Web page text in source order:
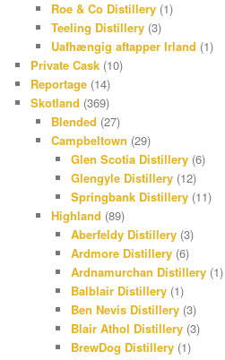
Roe & Co Distillery(1)
Teeling Distillery(3)
Uafhængig aftapper Irland (1)
Private Cask (10)
Reportage (14)
Skotland (369)
Blended (27)
Campbeltown (29)
Glen Scotia Distillery (6)
Glengyle Distillery (12)
Springbank Distillery (11)
Highland (89)
Aberfeldy Distillery (3)
Ardmore Distillery (6)
Ardnamurchan Distillery (1)
Balblair Distillery (1)
Ben Nevis Distillery (3)
Blair Athol Distillery (3)
BrewDog Distillery (1)